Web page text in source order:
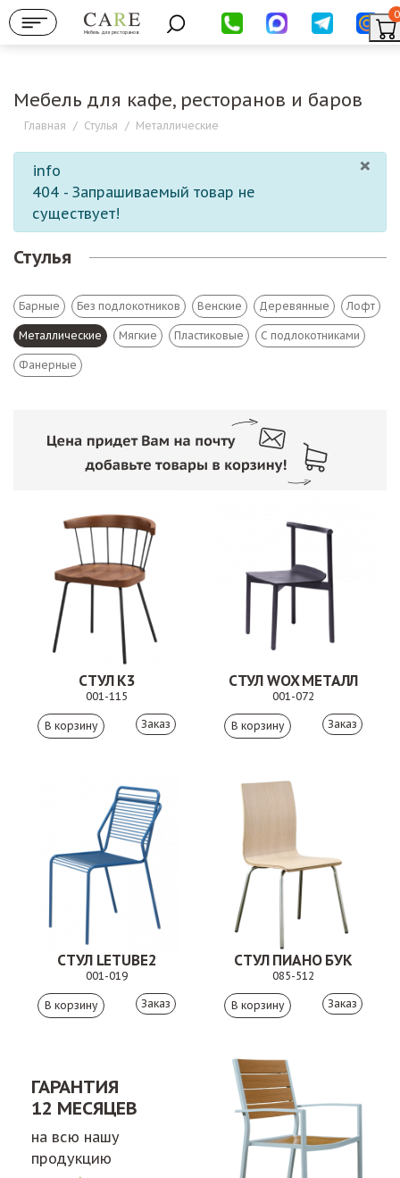
Мебель для ресторанов
0
Мебель для кафе, ресторанов и баров
Главная / Стулья / Металлические
×
info
404 - Запрашиваемый товар не
существует!
Стулья
Барные Без подлокотников Венские Деревянные Лофт
Металлические Мягкие Пластиковые С подлокотниками
Фанерные
СТУЛ К3
001-115
Заказ
СТУЛ WOX МЕТАЛЛ
001-072
Заказ
СТУЛ LETUBE2
001-019
Заказ
СТУЛ ПИАНО БУК
085-512
Заказ
ГАРАНТИЯ
12 МЕСЯЦЕВ
на всю нашу
продукцию